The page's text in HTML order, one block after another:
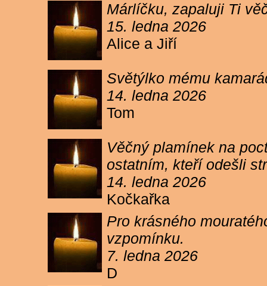
Márlíčku, zapaluji Ti
15. ledna 2026
Alice a Jiří
Světýlko mému
14. ledna 2026
Tom
Věčný plamínek na
ostatním, kteří odešli
14. ledna 2026
Kočkařka
Pro krásného
vzpomínku.
7. ledna 2026
D